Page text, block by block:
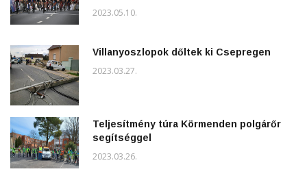
2023.05.10.
Villanyoszlopok dőltek ki Csepregen
2023.03.27.
Teljesítmény túra Körmenden polgárőr
segítséggel
2023.03.26.